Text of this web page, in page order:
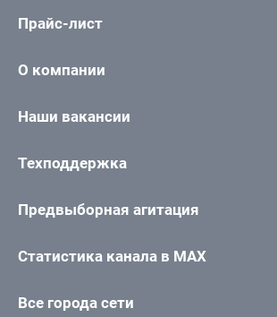
Прайс-лист
О компании
Наши вакансии
Техподдержка
Предвыборная агитация
Статистика канала в MAX
Все города сети